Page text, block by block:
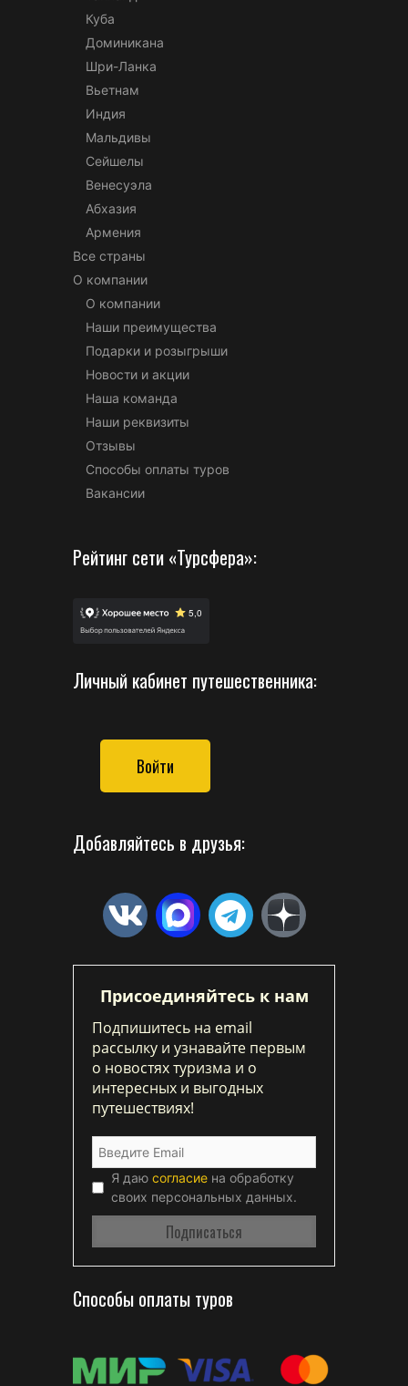
Куба
Доминикана
Шри-Ланка
Вьетнам
Индия
Мальдивы
Сейшелы
Венесуэла
Абхазия
Армения
Все страны
О компании
О компании
Наши преимущества
Подарки и розыгрыши
Новости и акции
Наша команда
Наши реквизиты
Отзывы
Способы оплаты туров
Вакансии
Рейтинг сети «Турсфера»:
Личный кабинет путешественника:
Войти
Добавляйтесь в друзья:
Присоединяйтесь к нам
Подпишитесь на email
рассылку и узнавайте первым
о новостях туризма и о
интересных и выгодных
путешествиях!
Я даю согласие на обработку
своих персональных данных.
Способы оплаты туров